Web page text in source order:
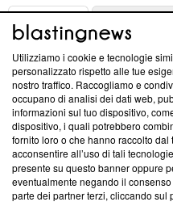
ABOUT
Questa sezione offre
News, sui nostri processi
creare news di qualità.
‘Trust Project - News with
ancora membro del
parte; Trust Project non ha
conformità agli standard.
Su di noi
Utilizziamo i cookie e tecnologie
personalizzato rispetto alle tue
nostro traffico. Raccogliamo e
occupano di analisi dei dati web,
informazioni sul tuo dispositivo,
dispositivo, i quali potrebbero
fornito loro o che hanno raccolto
acconsentire all’uso di tali
presente su questo banner oppure
eventualmente negando il
parte dei partner terzi, cliccando sul